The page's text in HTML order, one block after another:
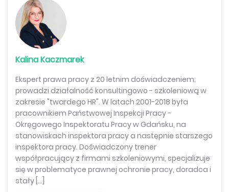
stanowisku pracy
oświadczenie o zastosowaniu monitoringu w
miejscu pracy
klauzula informacyjna RODO
ewidencja godzin wykonywania umowy zlecenia
deklaracja o rezygnacji z dokonywania wpłat do
PPK
porozumienie o wykorzystaniu urlopu
wypoczynkowego w trakcie kolejnego
zatrudnienia
kwestionariusz osobowy dla pracownika
Kalina Kaczmarek
Ekspert prawa pracy z 20 letnim doświadczeniem;
prowadzi działalność konsultingowo - szkoleniową w
zakresie "twardego HR". W latach 2001-2018 była
pracownikiem Państwowej Inspekcji Pracy -
Okręgowego Inspektoratu Pracy w Gdańsku, na
stanowiskach inspektora pracy a następnie starszego
inspektora pracy. Doświadczony trener
współpracujący z firmami szkoleniowymi, specjalizuje
się w problematyce prawnej ochronie pracy, doradca i
stały […]